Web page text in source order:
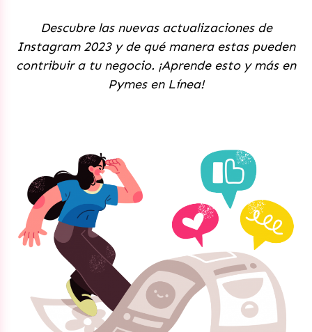
Descubre las nuevas actualizaciones de
Instagram 2023 y de qué manera estas pueden
contribuir a tu negocio. ¡Aprende esto y más en
Pymes en Línea!